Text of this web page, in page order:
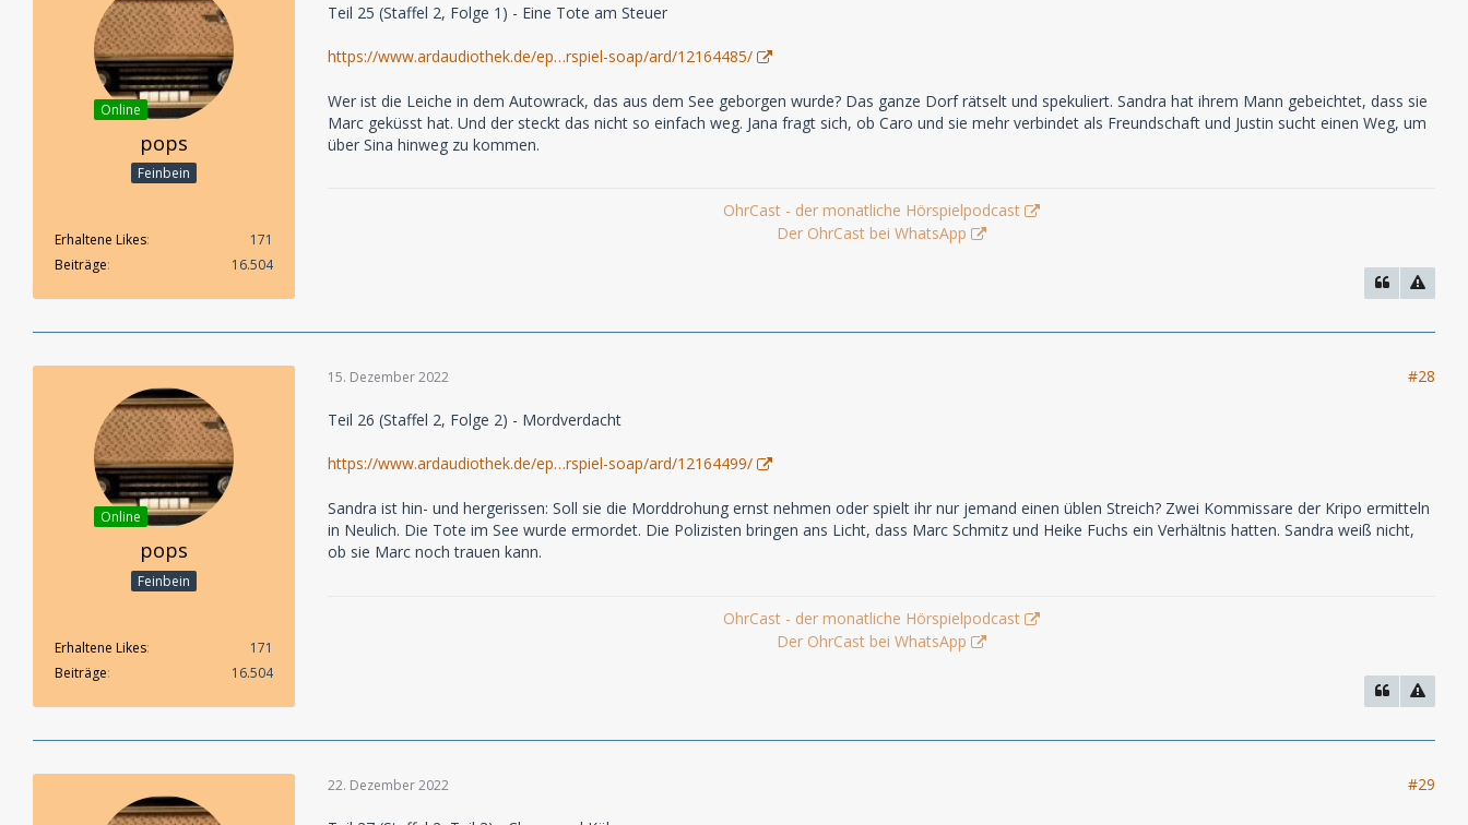
Online
pops
Feinbein
Erhaltene Likes
171
Beiträge
16.504
Teil 25 (Staffel 2, Folge 1) - Eine Tote am Steuer
https://www.ardaudiothek.de/ep…rspiel-soap/ard/12164485/
Wer ist die Leiche in dem Autowrack, das aus dem See geborgen wurde? Das ganze Dorf rätselt und spekuliert. Sandra hat ihrem Mann gebeichtet, dass sie
Marc geküsst hat. Und der steckt das nicht so einfach weg. Jana fragt sich, ob Caro und sie mehr verbindet als Freundschaft und Justin sucht einen Weg, um
über Sina hinweg zu kommen.
OhrCast - der monatliche Hörspielpodcast
Der OhrCast bei WhatsApp
Online
pops
Feinbein
Erhaltene Likes
171
Beiträge
16.504
15. Dezember 2022 #28
Teil 26 (Staffel 2, Folge 2) - Mordverdacht
https://www.ardaudiothek.de/ep…rspiel-soap/ard/12164499/
Sandra ist hin- und hergerissen: Soll sie die Morddrohung ernst nehmen oder spielt ihr nur jemand einen üblen Streich? Zwei Kommissare der Kripo ermitteln
in Neulich. Die Tote im See wurde ermordet. Die Polizisten bringen ans Licht, dass Marc Schmitz und Heike Fuchs ein Verhältnis hatten. Sandra weiß nicht,
ob sie Marc noch trauen kann.
OhrCast - der monatliche Hörspielpodcast
Der OhrCast bei WhatsApp
22. Dezember 2022 #29